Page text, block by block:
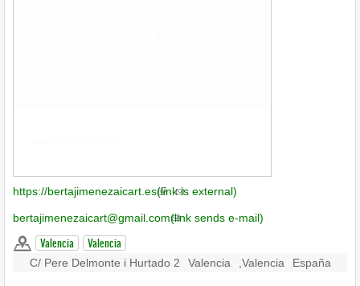
https://bertajimenezaicart.es(link is external)
bertajimenezaicart@gmail.com(link sends e-mail)
Valencia Valencia
C/ Pere Delmonte i Hurtado 2 Valencia Valencia España